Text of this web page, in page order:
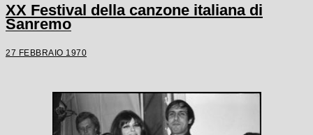
XX Festival della canzone italiana di
Sanremo
27 FEBBRAIO 1970